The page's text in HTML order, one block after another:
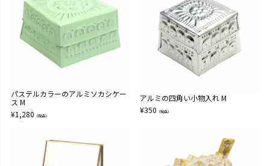
パステルカラーのアルミソカシケー
ス M
¥1,280 （税込）
アルミの四角い小物入れ M
¥350 （税込）